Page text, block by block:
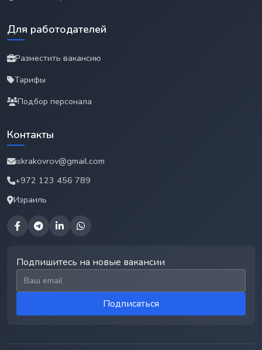
Для работодателей
Разместить вакансию
Тарифы
Подбор персонала
Контакты
iskrakovrov@gmail.com
+972 123 456 789
Израиль
Подпишитесь на новые вакансии
Email для подписки
Подписаться